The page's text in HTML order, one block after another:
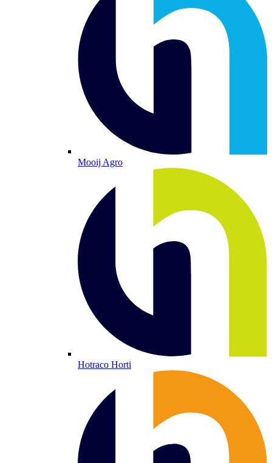
Mooij Agro
Hotraco Horti